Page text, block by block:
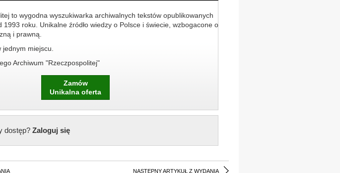
to wygodna wyszukiwarka archiwalnych tekstów opublikowanych
1993 roku. Unikalne źródło wiedzy o Polsce i świecie, wzbogacone o
i prawną.
miejscu.
Archiwum "Rzeczpospolitej"
Zamów
Unikalna oferta
dostęp?Zaloguj się
NASTĘPNY ARTYKUŁ Z WYDANIA